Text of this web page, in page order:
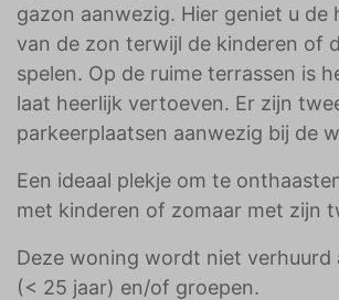
gazon aanwezig. Hier geniet u de
van de zon terwijl de kinderen of
spelen. Op de ruime terrassen is
laat heerlijk vertoeven. Er zijn
parkeerplaatsen aanwezig bij de
Een ideaal plekje om te
met kinderen of zomaar met zijn
Deze woning wordt niet verhuurd
(< 25 jaar) en/of groepen.